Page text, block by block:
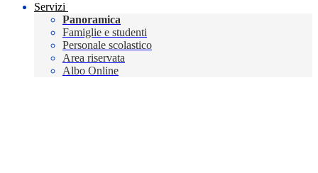
Servizi
Panoramica
Famiglie e studenti
Personale scolastico
Area riservata
Albo Online